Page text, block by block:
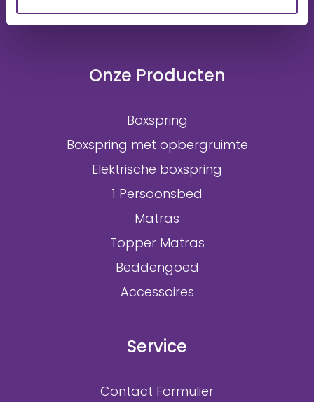
Onze Producten
Boxspring
Boxspring met opbergruimte
Elektrische boxspring
1 Persoonsbed
Matras
Topper Matras
Beddengoed
Accessoires
Service
Contact Formulier